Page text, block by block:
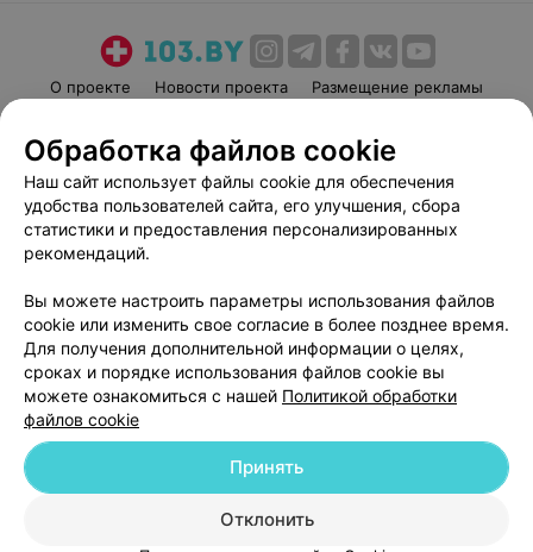
О проекте Новости проекта
Размещение рекламы
Пользовательское соглашение
Способы оплаты
Вакансии
Партнеры
Написать руководителю 103.by
Обработка персональных данных
© 2026 ООО «Артокс Лаб», УНП 191700409
| 220012, Республика Беларусь,
г. Минск, улица Толбухина, 2, пом. 16 | help@103.by
Служба поддержки +375 291212755
Обработка файлов cookie
Наш сайт использует файлы cookie для обеспечения
удобства пользователей сайта, его улучшения, сбора
статистики и предоставления персонализированных
рекомендаций.
Вы можете настроить параметры использования файлов
cookie или изменить свое согласие в более позднее время.
Для получения дополнительной информации о целях,
сроках и порядке использования файлов cookie вы
можете ознакомиться с нашей Политикой обработки
файлов cookie
Отклонить
Принять